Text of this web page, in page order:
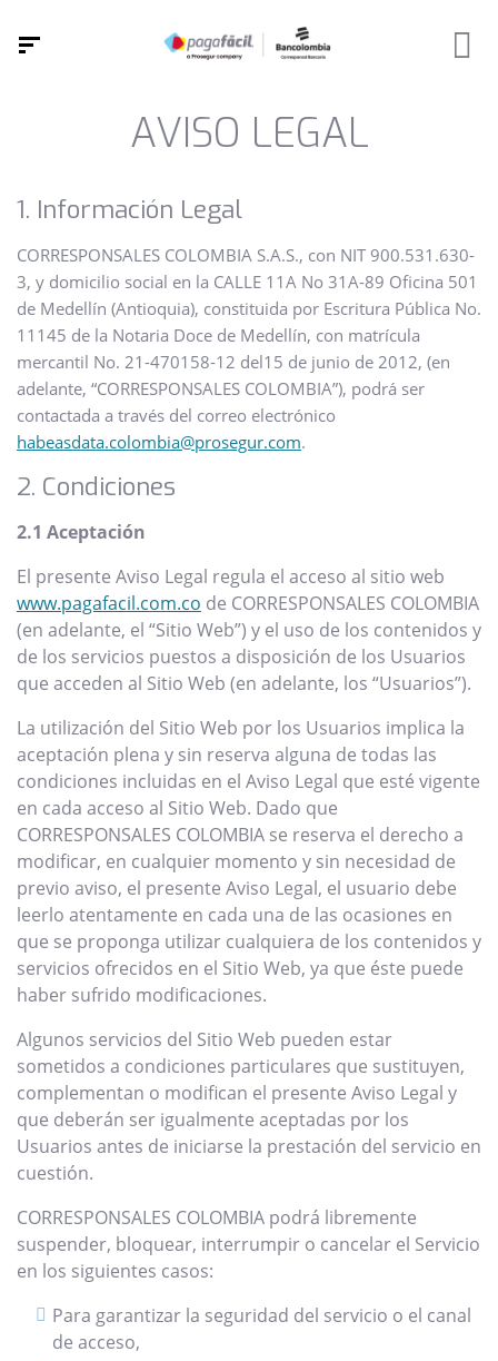
AVISO LEGAL
1. Información Legal
CORRESPONSALES COLOMBIA S.A.S., con NIT 900.531.630-
3, y domicilio social en la CALLE 11A No 31A-89 Oficina 501
de Medellín (Antioquia), constituida por Escritura Pública No.
11145 de la Notaria Doce de Medellín, con matrícula
mercantil No. 21-470158-12 del15 de junio de 2012, (en
adelante, “CORRESPONSALES COLOMBIA”), podrá ser
contactada a través del correo electrónico
habeasdata.colombia@prosegur.com.
2. Condiciones
2.1 Aceptación
El presente Aviso Legal regula el acceso al sitio web
www.pagafacil.com.co de CORRESPONSALES COLOMBIA
(en adelante, el “Sitio Web”) y el uso de los contenidos y
de los servicios puestos a disposición de los Usuarios
que acceden al Sitio Web (en adelante, los “Usuarios”).
La utilización del Sitio Web por los Usuarios implica la
aceptación plena y sin reserva alguna de todas las
condiciones incluidas en el Aviso Legal que esté vigente
en cada acceso al Sitio Web. Dado que
CORRESPONSALES COLOMBIA se reserva el derecho a
modificar, en cualquier momento y sin necesidad de
previo aviso, el presente Aviso Legal, el usuario debe
leerlo atentamente en cada una de las ocasiones en
que se proponga utilizar cualquiera de los contenidos y
servicios ofrecidos en el Sitio Web, ya que éste puede
haber sufrido modificaciones.
Algunos servicios del Sitio Web pueden estar
sometidos a condiciones particulares que sustituyen,
complementan o modifican el presente Aviso Legal y
que deberán ser igualmente aceptadas por los
Usuarios antes de iniciarse la prestación del servicio en
cuestión.
CORRESPONSALES COLOMBIA podrá libremente
suspender, bloquear, interrumpir o cancelar el Servicio
en los siguientes casos:
Para garantizar la seguridad del servicio o el canal
de acceso,